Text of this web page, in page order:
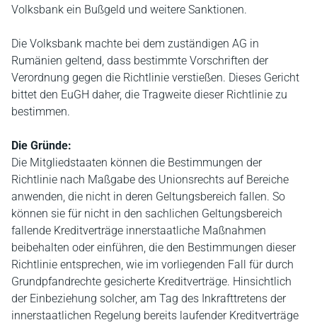
Volksbank ein Bußgeld und weitere Sanktionen.
Die Volksbank machte bei dem zuständigen AG in
Rumänien geltend, dass bestimmte Vorschriften der
Verordnung gegen die Richtlinie verstießen. Dieses Gericht
bittet den EuGH daher, die Tragweite dieser Richtlinie zu
bestimmen.
Die Gründe:
Die Mitgliedstaaten können die Bestimmungen der
Richtlinie nach Maßgabe des Unionsrechts auf Bereiche
anwenden, die nicht in deren Geltungsbereich fallen. So
können sie für nicht in den sachlichen Geltungsbereich
fallende Kreditverträge innerstaatliche Maßnahmen
beibehalten oder einführen, die den Bestimmungen dieser
Richtlinie entsprechen, wie im vorliegenden Fall für durch
Grundpfandrechte gesicherte Kreditverträge. Hinsichtlich
der Einbeziehung solcher, am Tag des Inkrafttretens der
innerstaatlichen Regelung bereits laufender Kreditverträge